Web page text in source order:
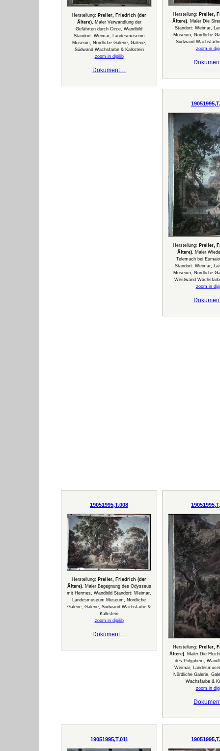
Herstellung: Preller, Friedrich (der
Ältere), Maler Verwandlung der
Gefährten durch Circe, Wandbild
Standort: Weimar, Landesmuseum
Museum, Nördliche Galerie, Galerie,
Südwand Wachsfarbe & Kalkstein
zoom in digilib
Dokument…
Herstellung: Preller,
Ältere), Maler Die
Standort: Weimar,
Museum, Nördliche
Südwand
zoom in
Herstellung: Preller,
Ältere), Maler
Telemach bei
Standort: Weimar,
Museum, Nördliche
Westwand
zoom in
19051995,T,008
Herstellung: Preller, Friedrich (der
Ältere), Maler Begegnung des Odysseus
mit Hermes, Wandbild Standort: Weimar,
Landesmuseum Museum, Nördliche
Galerie, Galerie, Südwand Wachsfarbe &
Kalkstein
zoom in digilib
Dokument…
Herstellung: Preller,
Ältere), Maler Die
des Polyphem,
Weimar,
Nördliche Galerie,
Wachsfarbe &
zoom in
19051995,T,011